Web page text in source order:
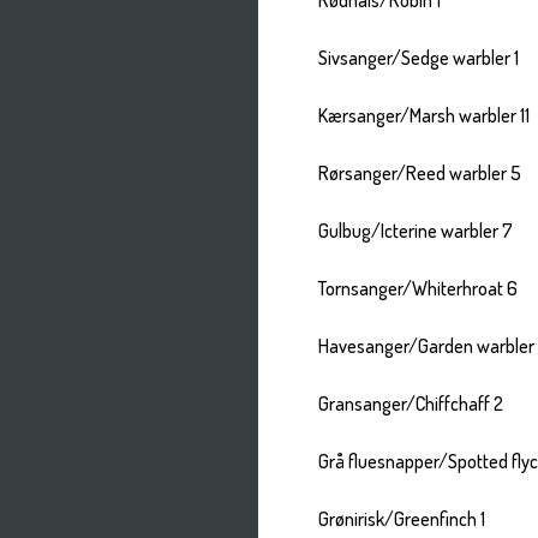
Sivsanger/Sedge warbler 1
Kærsanger/Marsh warbler 11
Rørsanger/Reed warbler 5
Gulbug/Icterine warbler 7
Tornsanger/Whiterhroat 6
Havesanger/Garden warbler
Gransanger/Chiffchaff 2
Grå fluesnapper/Spotted
Grønirisk/Greenfinch 1